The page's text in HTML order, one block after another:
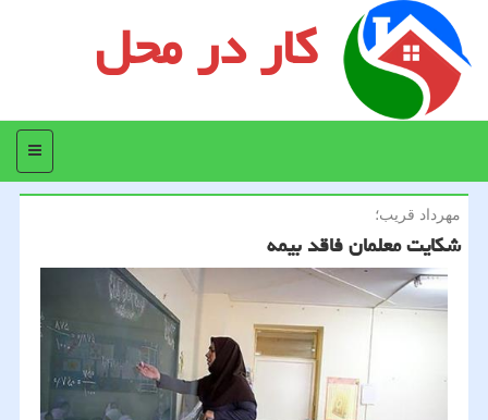
کار در محل
منو
مهرداد قریب؛
شكایت معلمان فاقد بیمه